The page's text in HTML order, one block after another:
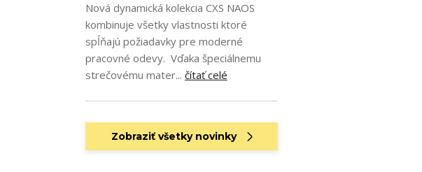
Nová dynamická kolekcia CXS NAOS
kombinuje všetky vlastnosti ktoré
spĺňajú požiadavky pre moderné
pracovné odevy. Vďaka špeciálnemu
strečovému mater... čítať celé
Zobraziť všetky novinky